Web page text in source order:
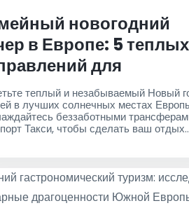
новогодний
в Европе: 5 теплых
для
отдыха
теплый и незабываемый Новый
в лучших солнечных местах
беззаботными
Такси, чтобы сделать ваш отдых
и стимулируют клики. Дайте мне
вам нужны какие-либо корректировки!